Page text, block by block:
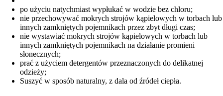
po użyciu natychmiast wypłukać w wodzie bez chloru;
nie przechowywać mokrych strojów kąpielowych w torbach lub
innych zamkniętych pojemnikach przez zbyt długi czas;
nie wystawiać mokrych strojów kąpielowych w torbach lub
innych zamkniętych pojemnikach na działanie promieni
słonecznych;
prać z użyciem detergentów przeznaczonych do delikatnej
odzieży;
Suszyć w sposób naturalny, z dala od źródeł ciepła.